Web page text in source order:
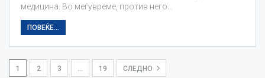
медицина. Во меѓувреме, против него…
ПОВЕЌЕ...
1 2 3 19 СЛЕДНО